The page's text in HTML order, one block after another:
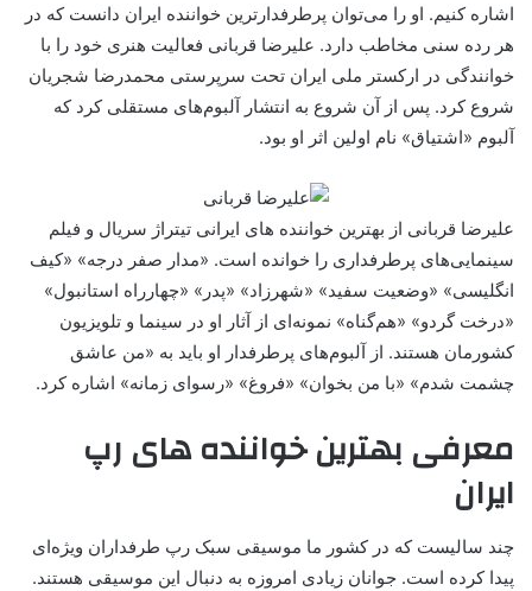
اشاره کنیم. او را می‌توان پرطرفدارترین خواننده ایران دانست که در
هر رده سنی مخاطب دارد. علیرضا قربانی فعالیت هنری خود را با
خوانندگی در ارکستر ملی ایران تحت سرپرستی محمدرضا شجریان
شروع کرد. پس از آن شروع به انتشار آلبوم‌های مستقلی کرد که
آلبوم «اشتیاق» نام اولین اثر او بود.
علیرضا قربانی از بهترین خواننده های ایرانی تیتراژ سریال و فیلم
سینمایی‌های پرطرفداری را خوانده است. «مدار صفر درجه» «کیف
انگلیسی» «وضعیت سفید» «شهرزاد» «پدر» «چهارراه استانبول»
«درخت گردو» «هم‌گناه» نمونه‌ای از آثار او در سینما و تلویزیون
کشورمان هستند. از آلبوم‌های پرطرفدار او باید به «من عاشق
چشمت شدم» «با من بخوان» «فروغ» «رسوای زمانه» اشاره کرد.
معرفی بهترین خواننده های رپ
ایران
چند سالیست که در کشور ما موسیقی سبک رپ طرفداران ویژه‌ای
پیدا کرده است. جوانان زیادی امروزه به دنبال این موسیقی هستند.